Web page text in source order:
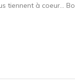
tiennent à coeur...